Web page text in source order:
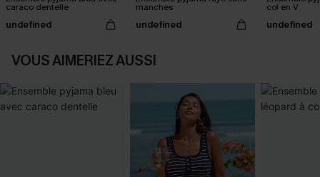
caraco dentelle
undefined
manches
undefined
col en V
undefined
VOUS AIMERIEZ AUSSI